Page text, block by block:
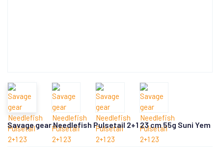
Savage gear Needlefish Pulsetail 2+1 23 cm 55g Suni Yem